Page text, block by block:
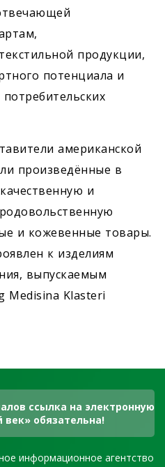
продукции,
потенциала и
американской
произведённые в
и
и кожевенные товары.
к изделиям
выпускаемым
Medisina Klasteri
ссылка на электронную
век» обязательна!
информационное агентство